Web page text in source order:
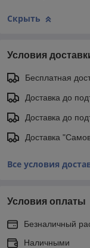
Скрыть
Условия
Бесплатная
Доставка до
Доставка до
Доставка
Все условия
Условия оплаты
Безналичный
Наличными